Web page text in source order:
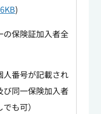
)
保険証加入者全
番号が記載され
び同一保険加入者
も可）